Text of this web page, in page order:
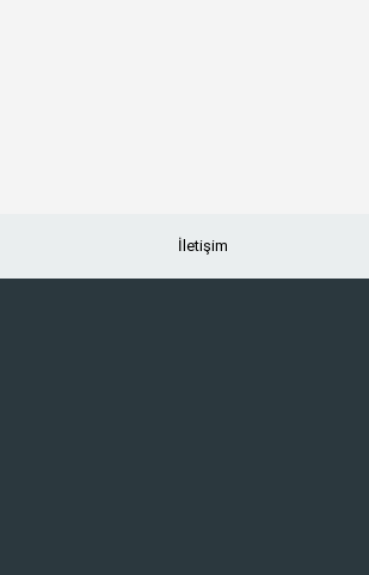
İletişim